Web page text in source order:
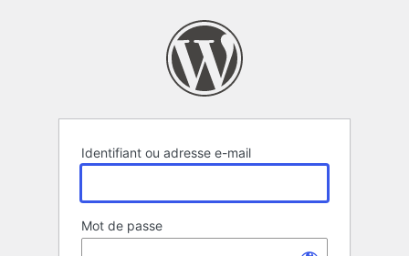
Identifiant ou adresse e-mail
Mot de passe